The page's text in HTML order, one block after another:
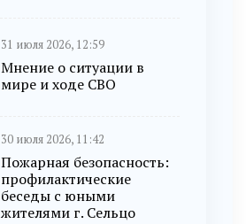
31 июля 2026, 12:59
Мнение о ситуации в
мире и ходе СВО
30 июля 2026, 11:42
Пожарная безопасность:
профилактические
беседы с юными
жителями г. Сельцо